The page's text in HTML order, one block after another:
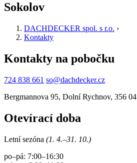
Sokolov
Breadcrumb
DACHDECKER spol. s r.o. ›
Kontakty
Kontakty na pobočku
724 838 661 so@dachdecker.cz
Bergmannova 95, Dolní Rychnov, 356 04
Otevírací doba
Letní sezóna (1. 4.–31. 10.)
po–pá: 7:00–16:30